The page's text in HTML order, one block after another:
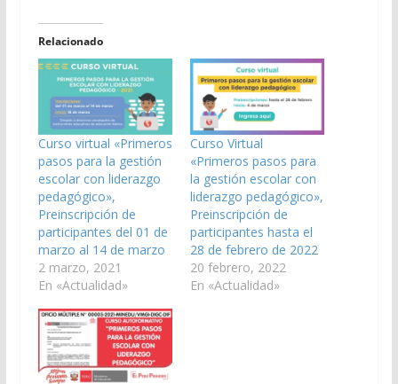
Relacionado
Curso virtual «Primeros
pasos para la gestión
escolar con liderazgo
pedagógico»,
Preinscripción de
participantes del 01 de
marzo al 14 de marzo
2 marzo, 2021
En «Actualidad»
Curso Virtual
«Primeros pasos para
la gestión escolar con
liderazgo pedagógico»,
Preinscripción de
participantes hasta el
28 de febrero de 2022
20 febrero, 2022
En «Actualidad»